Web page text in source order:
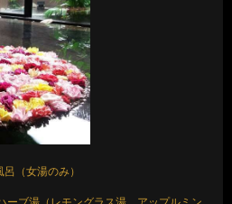
（女湯のみ）